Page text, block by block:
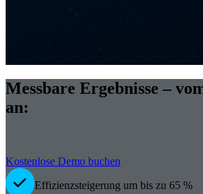
Messbare Ergebnisse –
an:
Kostenlose Demo buchen
Effizienzsteigerung um bis zu 65 %